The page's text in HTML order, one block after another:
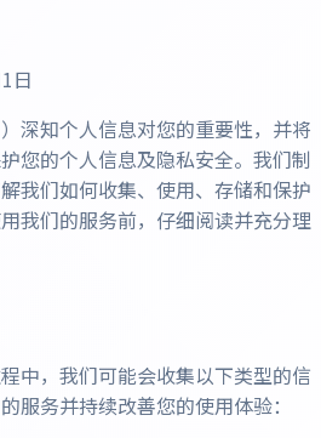
日
深知个人信息对您的重要性，并将
您的个人信息及隐私安全。我们制
我们如何收集、使用、存储和保护
我们的服务前，仔细阅读并充分理
中，我们可能会收集以下类型的信
服务并持续改善您的使用体验：